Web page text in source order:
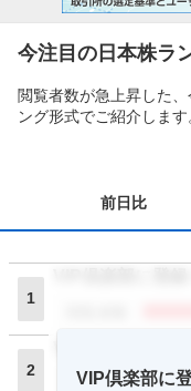
今注目の日本株ラ
閲覧者数が急上昇した
ング形式でご紹介します
前日比
1
2
VIP倶楽部に登
閲覧者数
VIP倶楽部に